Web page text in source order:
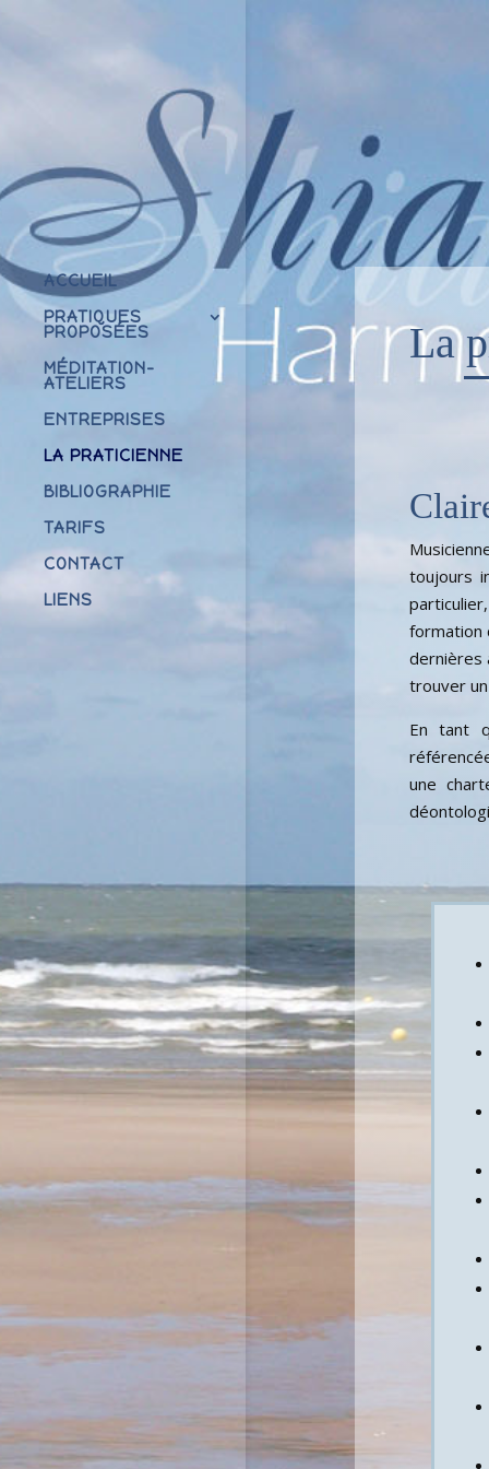
ACCUEIL
PRATIQUES
PROPOSÉES
MÉDITATION-
ATELIERS
ENTREPRISES
LA PRATICIENNE
BIBLIOGRAPHIE
TARIFS
CONTACT
LIENS
La
toujours
formation
dernières
trouver
En tant
une